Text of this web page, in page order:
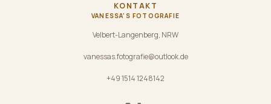
KONTAKT
VANESSA'S FOTOGRAFIE
Velbert-Langenberg, NRW
vanessas.fotografie@outlook.de
+49 1514 1248142